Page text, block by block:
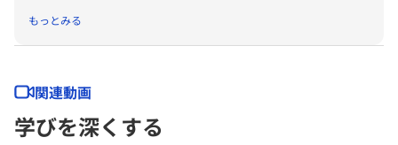
職。現在はビジネス・セクター、ガバメント・セクター、アカデミッ
ク・セクター、ソーシャル・セクター、スタートアップ・VCセクター
副代表幹事）、東京大学経営協議会委員、数社の社外取締役、顧問など
も務めている。
もっとみる
関連動画
学びを深くする